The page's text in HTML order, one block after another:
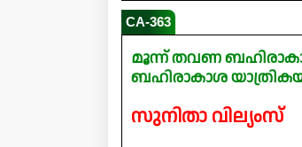
CA-363
മൂന്ന് തവണ
ബഹിരാകാശ
സുനിതാ വില്യംസ്